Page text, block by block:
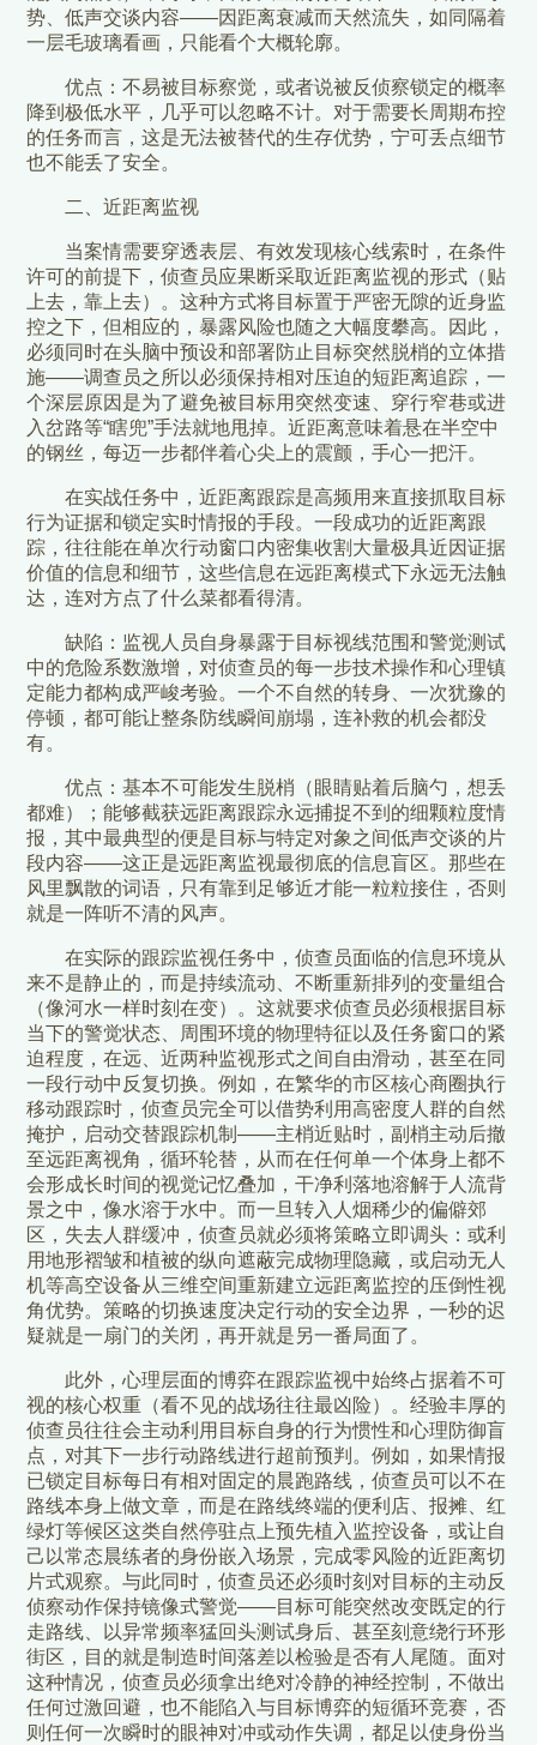
势、低声交谈内容——因距离衰减而天然流失，如同隔着
一层毛玻璃看画，只能看个大概轮廓。
优点：不易被目标察觉，或者说被反侦察锁定的概率
降到极低水平，几乎可以忽略不计。对于需要长周期布控
的任务而言，这是无法被替代的生存优势，宁可丢点细节
也不能丢了安全。
二、近距离监视
当案情需要穿透表层、有效发现核心线索时，在条件
许可的前提下，侦查员应果断采取近距离监视的形式（贴
上去，靠上去）。这种方式将目标置于严密无隙的近身监
控之下，但相应的，暴露风险也随之大幅度攀高。因此，
必须同时在头脑中预设和部署防止目标突然脱梢的立体措
施——调查员之所以必须保持相对压迫的短距离追踪，一
个深层原因是为了避免被目标用突然变速、穿行窄巷或进
入岔路等“瞎兜”手法就地甩掉。近距离意味着悬在半空中
的钢丝，每迈一步都伴着心尖上的震颤，手心一把汗。
在实战任务中，近距离跟踪是高频用来直接抓取目标
行为证据和锁定实时情报的手段。一段成功的近距离跟
踪，往往能在单次行动窗口内密集收割大量极具近因证据
价值的信息和细节，这些信息在远距离模式下永远无法触
达，连对方点了什么菜都看得清。
缺陷：监视人员自身暴露于目标视线范围和警觉测试
中的危险系数激增，对侦查员的每一步技术操作和心理镇
定能力都构成严峻考验。一个不自然的转身、一次犹豫的
停顿，都可能让整条防线瞬间崩塌，连补救的机会都没
有。
优点：基本不可能发生脱梢（眼睛贴着后脑勺，想丢
都难）；能够截获远距离跟踪永远捕捉不到的细颗粒度情
报，其中最典型的便是目标与特定对象之间低声交谈的片
段内容——这正是远距离监视最彻底的信息盲区。那些在
风里飘散的词语，只有靠到足够近才能一粒粒接住，否则
就是一阵听不清的风声。
在实际的跟踪监视任务中，侦查员面临的信息环境从
来不是静止的，而是持续流动、不断重新排列的变量组合
（像河水一样时刻在变）。这就要求侦查员必须根据目标
当下的警觉状态、周围环境的物理特征以及任务窗口的紧
迫程度，在远、近两种监视形式之间自由滑动，甚至在同
一段行动中反复切换。例如，在繁华的市区核心商圈执行
移动跟踪时，侦查员完全可以借势利用高密度人群的自然
掩护，启动交替跟踪机制——主梢近贴时，副梢主动后撤
至远距离视角，循环轮替，从而在任何单一个体身上都不
会形成长时间的视觉记忆叠加，干净利落地溶解于人流背
景之中，像水溶于水中。而一旦转入人烟稀少的偏僻郊
区，失去人群缓冲，侦查员就必须将策略立即调头：或利
用地形褶皱和植被的纵向遮蔽完成物理隐藏，或启动无人
机等高空设备从三维空间重新建立远距离监控的压倒性视
角优势。策略的切换速度决定行动的安全边界，一秒的迟
疑就是一扇门的关闭，再开就是另一番局面了。
此外，心理层面的博弈在跟踪监视中始终占据着不可
视的核心权重（看不见的战场往往最凶险）。经验丰厚的
侦查员往往会主动利用目标自身的行为惯性和心理防御盲
点，对其下一步行动路线进行超前预判。例如，如果情报
已锁定目标每日有相对固定的晨跑路线，侦查员可以不在
路线本身上做文章，而是在路线终端的便利店、报摊、红
绿灯等候区这类自然停驻点上预先植入监控设备，或让自
己以常态晨练者的身份嵌入场景，完成零风险的近距离切
片式观察。与此同时，侦查员还必须时刻对目标的主动反
侦察动作保持镜像式警觉——目标可能突然改变既定的行
走路线、以异常频率猛回头测试身后、甚至刻意绕行环形
街区，目的就是制造时间落差以检验是否有人尾随。面对
这种情况，侦查员必须拿出绝对冷静的神经控制，不做出
任何过激回避，也不能陷入与目标博弈的短循环竞赛，否
则任何一次瞬时的眼神对冲或动作失调，都足以使身份当